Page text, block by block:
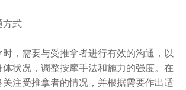
方式
，需要与受推拿者进行有效的沟通，以
状况，调整按摩手法和施力的强度。在
注受推拿者的情况，并根据需要作出适